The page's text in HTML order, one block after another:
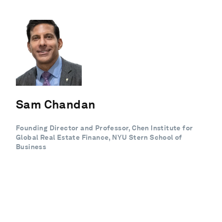
Sam Chandan
Founding Director and Professor, Chen Institute for
Global Real Estate Finance, NYU Stern School of
Business